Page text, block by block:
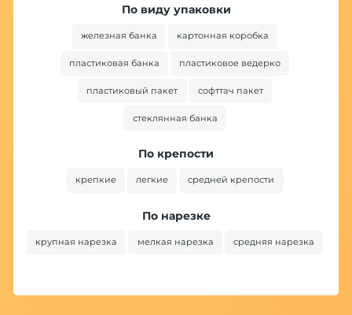
По виду упаковки
железная банка картонная коробка
пластиковая банка пластиковое ведерко
пластиковый пакет софттач пакет
стеклянная банка
По крепости
крепкие легкие средней крепости
По нарезке
крупная нарезка мелкая нарезка средняя нарезка